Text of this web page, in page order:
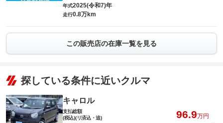
年式2025(令和7)年
走行0.8万km
この販売店の在庫一覧を見る
探している条件に近いクルマ
キャロル
支払総額
(税込)(リ済込・追)
96.9万円